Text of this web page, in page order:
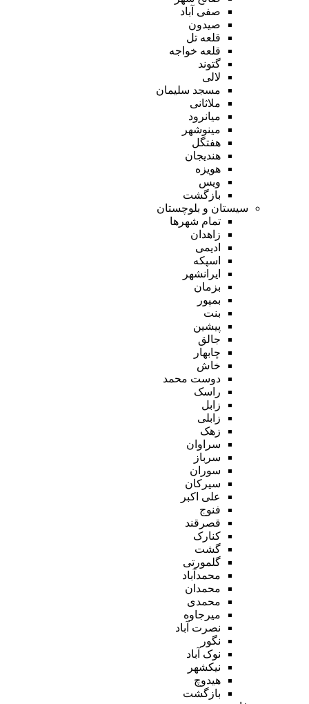
صفی آباد
صیدون
قلعه تل
قلعه خواجه
گتوند
لالی
مسجد سلیمان
ملاثانی
میانرود
مینوشهر
هفتگل
هندیجان
هویزه
ویس
بازگشت
سیستان و بلوچستان
تمام شهر‌ها
زاهدان
ادیمی
اسپکه
ایرانشهر
بزمان
بمپور
بنت
پیشین
جالق
چابهار
خاش
دوست محمد
راسک
زابل
زابلی
زهک
سراوان
سرباز
سوران
سیرکان
علی اکبر
فنوج
قصرقند
کنارک
گشت
گلمورتی
محمدآباد
محمدان
محمدی
میرجاوه
نصرت آباد
نگور
نوک آباد
نیکشهر
هیدوچ
بازگشت